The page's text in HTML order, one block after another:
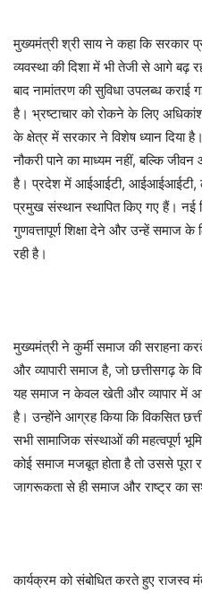
मुख्यमंत्री श्री साय ने कहा कि सरकार
व्यवस्था की दिशा में भी तेजी से आगे बढ़
बाद नामांतरण की सुविधा उपलब्ध
है। भ्रष्टाचार को रोकने के लिए
के क्षेत्र में सरकार ने विशेष ध्यान दिया
नौकरी पाने का माध्यम नहीं, बल्कि
है। प्रदेश में आईआईटी, आईआईआईटी,
प्रमुख संस्थान स्थापित किए गए हैं। नई
गुणवत्तापूर्ण शिक्षा देने और उन्हें समाज के
रही है।
मुख्यमंत्री ने कुर्मी समाज की सराहना
और व्यापारी समाज है, जो छत्तीसगढ़ के
यह समाज न केवल खेती और व्यापार में
है। उन्होंने आग्रह किया कि विकसित
सभी सामाजिक संस्थाओं की महत्वपूर्ण
कोई समाज मजबूत होता है तो उससे पूरा
जागरूकता से ही समाज और राष्ट्र का
कार्यक्रम को संबोधित करते हुए राजस्व